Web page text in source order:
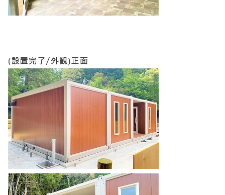
(設置完了/外観)正面